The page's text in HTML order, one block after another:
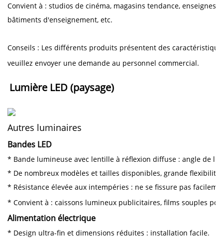
Convient à : studios de cinéma, magasins tendance,
bâtiments d'enseignement, etc.
Conseils : Les différents produits présentent des
veuillez envoyer une demande au personnel commercial.
Lumière LED (paysage)
Autres luminaires
Bandes LED
* Bande lumineuse avec lentille à réflexion diffuse : angle de
* De nombreux modèles et tailles disponibles, grande flexibilité.
* Résistance élevée aux intempéries : ne se fissure pas
* Convient à : caissons lumineux publicitaires, films souples
Alimentation électrique
* Design ultra-fin et dimensions réduites : installation facile.